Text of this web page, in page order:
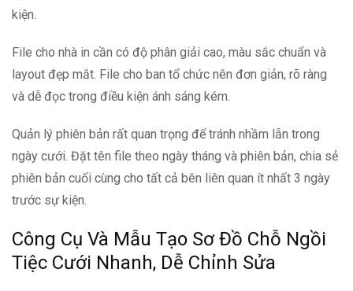
kiện.
File cho nhà in cần có độ phân giải cao, màu sắc chuẩn và
layout đẹp mắt. File cho ban tổ chức nên đơn giản, rõ ràng
và dễ đọc trong điều kiện ánh sáng kém.
Quản lý phiên bản rất quan trọng để tránh nhầm lẫn trong
ngày cưới. Đặt tên file theo ngày tháng và phiên bản, chia sẻ
phiên bản cuối cùng cho tất cả bên liên quan ít nhất 3 ngày
trước sự kiện.
Công Cụ Và Mẫu Tạo Sơ Đồ Chỗ Ngồi
Tiệc Cưới Nhanh, Dễ Chỉnh Sửa